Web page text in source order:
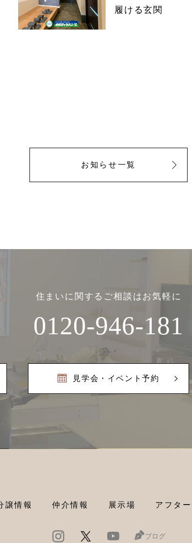
履ける玄関
お知らせ一覧
住まいに関するご相談はお気軽に
0120-946-181
見学会・イベント予約
譲情報 仲介情報 展示場 アフタ
ブログ